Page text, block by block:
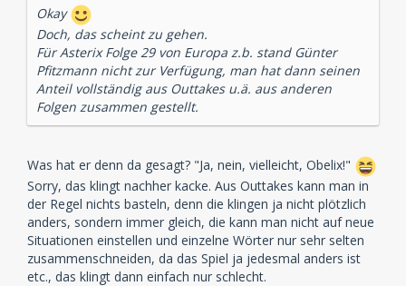
Okay
Doch, das scheint zu gehen.
Für Asterix Folge 29 von Europa z.b. stand Günter
Pfitzmann nicht zur Verfügung, man hat dann seinen
Anteil vollständig aus Outtakes u.ä. aus anderen
Folgen zusammen gestellt.
Was hat er denn da gesagt? "Ja, nein, vielleicht, Obelix!"
Sorry, das klingt nachher kacke. Aus Outtakes kann man in
der Regel nichts basteln, denn die klingen ja nicht plötzlich
anders, sondern immer gleich, die kann man nicht auf neue
Situationen einstellen und einzelne Wörter nur sehr selten
zusammenschneiden, da das Spiel ja jedesmal anders ist
etc., das klingt dann einfach nur schlecht.